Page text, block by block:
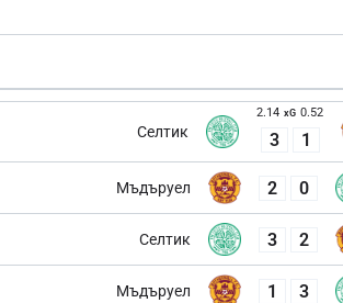
Селтик
2.14 xG 0.52
3 1
Мъдъруел 2 0
Селтик 3 2
Мъдъруел 1 3